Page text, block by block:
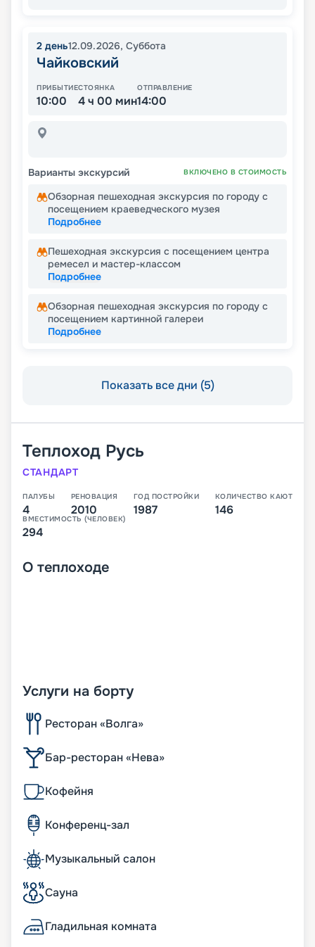
2 день12.09.2026, Суббота
Чайковский
ПРИБЫТИЕ
10:00
СТОЯНКА
4 ч 00 мин
ОТПРАВЛЕНИЕ
14:00
Варианты экскурсий ВКЛЮЧЕНО В СТОИМОСТЬ
Обзорная пешеходная экскурсия по городу с
посещением краеведческого музея
Подробнее
Пешеходная экскурсия с посещением центра
ремесел и мастер-классом
Подробнее
Обзорная пешеходная экскурсия по городу с
посещением картинной галереи
Подробнее
Показать все дни (5)
Теплоход Русь
СТАНДАРТ
ПАЛУБЫ
4
РЕНОВАЦИЯ
2010
ГОД ПОСТРОЙКИ
1987
КОЛИЧЕСТВО КАЮТ
146
ВМЕСТИМОСТЬ (ЧЕЛОВЕК)
294
О теплоходе
Услуги на борту
Ресторан «Волга»
Бар-ресторан «Нева»
Кофейня
Конференц-зал
Музыкальный салон
Сауна
Гладильная комната